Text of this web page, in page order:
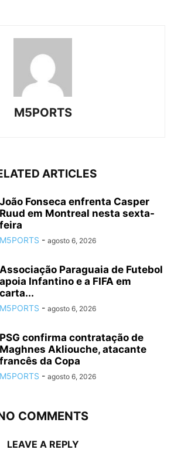
M5PORTS
ARTICLES
João Fonseca enfrenta Casper
Ruud em Montreal nesta sexta-
feira
M5PORTS - agosto 6, 2026
Associação Paraguaia de Futebol
apoia Infantino e a FIFA em
carta...
M5PORTS - agosto 6, 2026
PSG confirma contratação de
Maghnes Akliouche, atacante
francês da Copa
M5PORTS - agosto 6, 2026
COMMENTS
LEAVE A REPLY